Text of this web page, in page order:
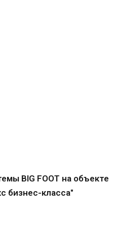
BIG FOOT на объекте
бизнес-класса"